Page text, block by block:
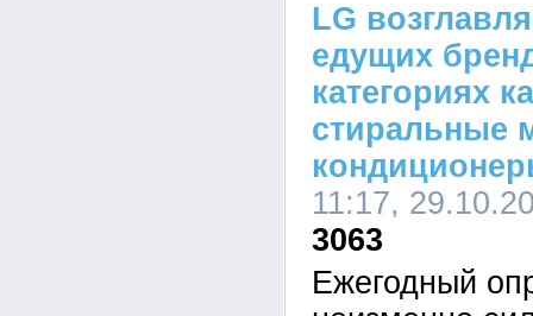
LG
едущих
категориях
стиральные
11:17,
3063
Ежегодный